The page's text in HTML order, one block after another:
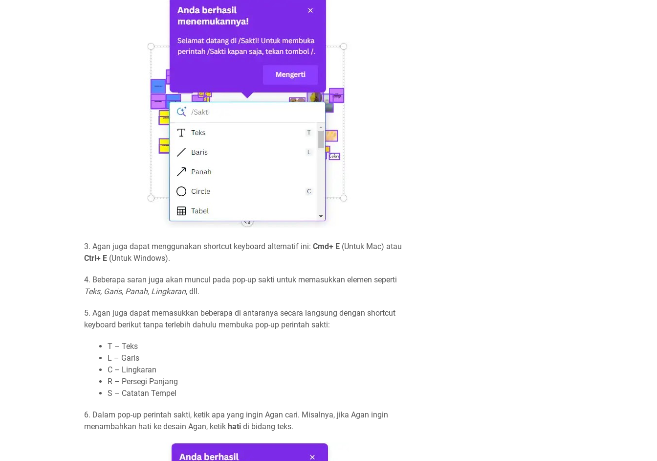
3. Agan juga dapat menggunakan shortcut keyboard alternatif ini: Cmd+ E (Untuk Mac) atau
Ctrl+ E (Untuk Windows).
4. Beberapa saran juga akan muncul pada pop-up sakti untuk memasukkan elemen seperti
Teks, Garis, Panah, Lingkaran, dll.
5. Agan juga dapat memasukkan beberapa di antaranya secara langsung dengan shortcut
keyboard berikut tanpa terlebih dahulu membuka pop-up perintah sakti:
T – Teks
L – Garis
C – Lingkaran
R – Persegi Panjang
S – Catatan Tempel
6. Dalam pop-up perintah sakti, ketik apa yang ingin Agan cari. Misalnya, jika Agan ingin
menambahkan hati ke desain Agan, ketik hati di bidang teks.